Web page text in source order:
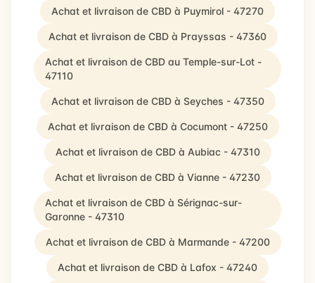
Achat et livraison de CBD à Puymirol - 47270
Achat et livraison de CBD à Prayssas - 47360
Achat et livraison de CBD au Temple-sur-Lot -
47110
Achat et livraison de CBD à Seyches - 47350
Achat et livraison de CBD à Cocumont - 47250
Achat et livraison de CBD à Aubiac - 47310
Achat et livraison de CBD à Vianne - 47230
Achat et livraison de CBD à Sérignac-sur-
Garonne - 47310
Achat et livraison de CBD à Marmande - 47200
Achat et livraison de CBD à Lafox - 47240